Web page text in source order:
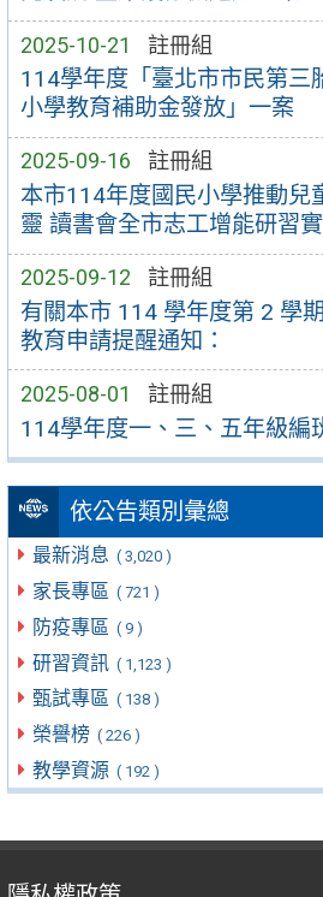
2025-10-21 註冊組
114學年度「臺北市市民第三
小學教育補助金發放」一案
2025-09-16 註冊組
本市114年度國民小學推動兒
靈 讀書會全市志工增能研習
2025-09-12 註冊組
有關本市 114 學年度第 2 學
教育申請提醒通知：
2025-08-01 註冊組
114學年度一、三、五年級編
依公告類別彙總
最新消息 ( 3,020 )
家長專區 ( 721 )
防疫專區 ( 9 )
研習資訊 ( 1,123 )
甄試專區 ( 138 )
榮譽榜 ( 226 )
教學資源 ( 192 )